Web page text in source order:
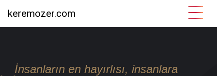
keremozer.com
İnsanların en hayırlısı, insanlara